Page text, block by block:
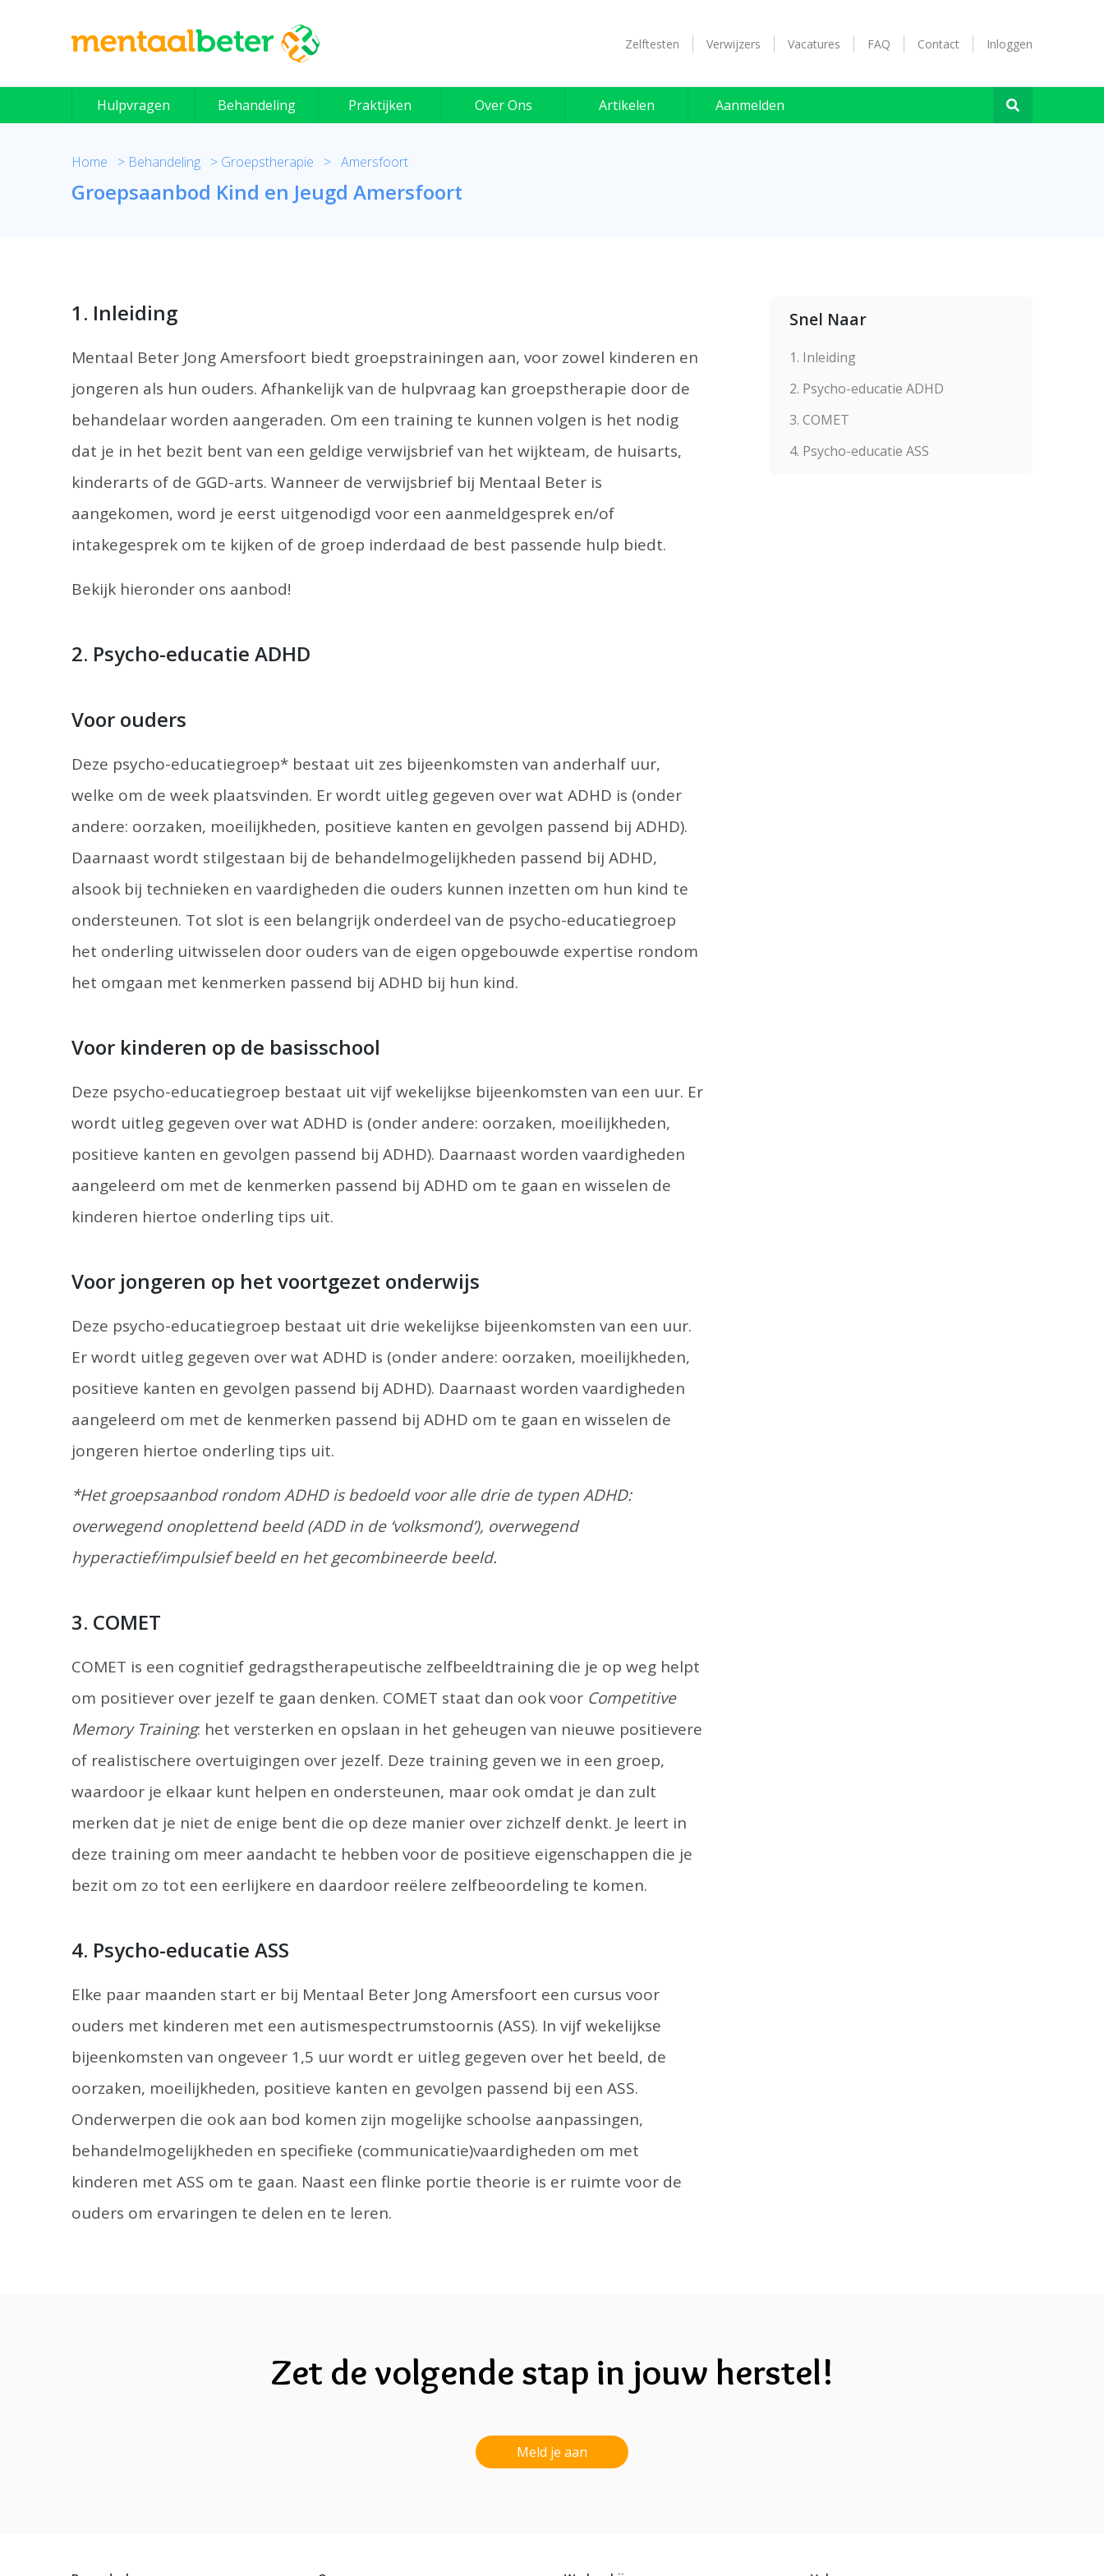
Zelftesten Verwijzers Vacatures FAQ Contact Inloggen
Hulpvragen Behandeling Praktijken Over Ons Artikelen Aanmelden
Home > Behandeling > Groepstherapie > Amersfoort
Groepsaanbod Kind en Jeugd Amersfoort
1. Inleiding
Mentaal Beter Jong Amersfoort biedt groepstrainingen aan, voor zowel kinderen en
jongeren als hun ouders. Afhankelijk van de hulpvraag kan groepstherapie door de
behandelaar worden aangeraden. Om een training te kunnen volgen is het nodig
dat je in het bezit bent van een geldige verwijsbrief van het wijkteam, de huisarts,
kinderarts of de GGD-arts. Wanneer de verwijsbrief bij Mentaal Beter is
aangekomen, word je eerst uitgenodigd voor een aanmeldgesprek en/of
intakegesprek om te kijken of de groep inderdaad de best passende hulp biedt.
Bekijk hieronder ons aanbod!
2. Psycho-educatie ADHD
Voor ouders
Deze psycho-educatiegroep* bestaat uit zes bijeenkomsten van anderhalf uur,
welke om de week plaatsvinden. Er wordt uitleg gegeven over wat ADHD is (onder
andere: oorzaken, moeilijkheden, positieve kanten en gevolgen passend bij ADHD).
Daarnaast wordt stilgestaan bij de behandelmogelijkheden passend bij ADHD,
alsook bij technieken en vaardigheden die ouders kunnen inzetten om hun kind te
ondersteunen. Tot slot is een belangrijk onderdeel van de psycho-educatiegroep
het onderling uitwisselen door ouders van de eigen opgebouwde expertise rondom
het omgaan met kenmerken passend bij ADHD bij hun kind.
Voor kinderen op de basisschool
Deze psycho-educatiegroep bestaat uit vijf wekelijkse bijeenkomsten van een uur. Er
wordt uitleg gegeven over wat ADHD is (onder andere: oorzaken, moeilijkheden,
positieve kanten en gevolgen passend bij ADHD). Daarnaast worden vaardigheden
aangeleerd om met de kenmerken passend bij ADHD om te gaan en wisselen de
kinderen hiertoe onderling tips uit.
Voor jongeren op het voortgezet onderwijs
Deze psycho-educatiegroep bestaat uit drie wekelijkse bijeenkomsten van een uur.
Er wordt uitleg gegeven over wat ADHD is (onder andere: oorzaken, moeilijkheden,
positieve kanten en gevolgen passend bij ADHD). Daarnaast worden vaardigheden
aangeleerd om met de kenmerken passend bij ADHD om te gaan en wisselen de
jongeren hiertoe onderling tips uit.
*Het groepsaanbod rondom ADHD is bedoeld voor alle drie de typen ADHD:
overwegend onoplettend beeld (ADD in de ‘volksmond’), overwegend
hyperactief/impulsief beeld en het gecombineerde beeld.
3. COMET
COMET is een cognitief gedragstherapeutische zelfbeeldtraining die je op weg helpt
om positiever over jezelf te gaan denken. COMET staat dan ook voor Competitive
Memory Training: het versterken en opslaan in het geheugen van nieuwe positievere
of realistischere overtuigingen over jezelf. Deze training geven we in een groep,
waardoor je elkaar kunt helpen en ondersteunen, maar ook omdat je dan zult
merken dat je niet de enige bent die op deze manier over zichzelf denkt. Je leert in
deze training om meer aandacht te hebben voor de positieve eigenschappen die je
bezit om zo tot een eerlijkere en daardoor reëlere zelfbeoordeling te komen.
4. Psycho-educatie ASS
Elke paar maanden start er bij Mentaal Beter Jong Amersfoort een cursus voor
ouders met kinderen met een autismespectrumstoornis (ASS). In vijf wekelijkse
bijeenkomsten van ongeveer 1,5 uur wordt er uitleg gegeven over het beeld, de
oorzaken, moeilijkheden, positieve kanten en gevolgen passend bij een ASS.
Onderwerpen die ook aan bod komen zijn mogelijke schoolse aanpassingen,
behandelmogelijkheden en specifieke (communicatie)vaardigheden om met
kinderen met ASS om te gaan. Naast een flinke portie theorie is er ruimte voor de
ouders om ervaringen te delen en te leren.
Snel Naar
1. Inleiding
2. Psycho-educatie ADHD
3. COMET
4. Psycho-educatie ASS
Zet de volgende stap in jouw herstel!
Meld je aan